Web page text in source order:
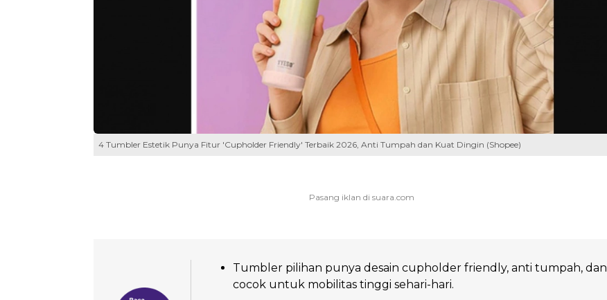
4 Tumbler Estetik Punya Fitur 'Cupholder Friendly' Terbaik 2026, Anti Tumpah dan Kuat Dingin (Shopee)
Tumbler pilihan punya desain cupholder friendly, anti tumpah, dan
cocok untuk mobilitas tinggi sehari-hari.